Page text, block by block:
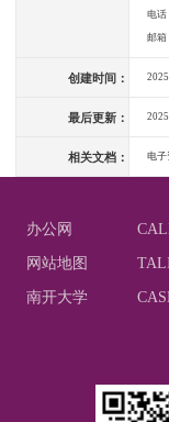
电话
邮箱
创建时间：
最后更新：
相关文档： 电子
办公网
网站地图
南开大学